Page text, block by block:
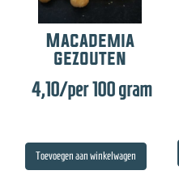
Macademia
gezouten
4,10/per 100 gram
Toevoegen aan winkelwagen